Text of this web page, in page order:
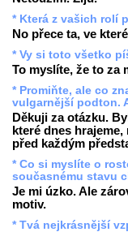
* Která z vašich rolí
No přece ta, ve
* Vy si toto všetko
To myslíte, že to za
* Promiňte, ale co
vulgarnější podton.
Děkuji za otázku.
které dnes
před každým
* Co si myslíte o
současnému stavu
Je mi úzko. Ale
motiv.
* Tvá nejkrásnější